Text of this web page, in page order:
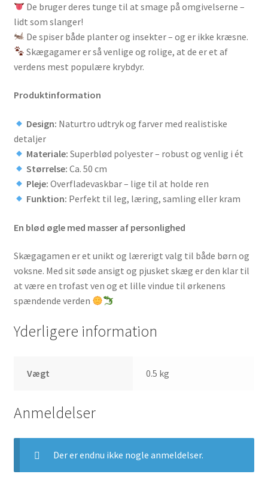
De bruger deres tunge til at smage på omgivelserne –
lidt som slanger!
De spiser både planter og insekter – og er ikke kræsne.
Skægagamer er så venlige og rolige, at de er et af
verdens mest populære krybdyr.
Produktinformation
Design: Naturtro udtryk og farver med realistiske
detaljer
Materiale: Superblød polyester – robust og venlig i ét
Størrelse: Ca. 50 cm
Pleje: Overfladevaskbar – lige til at holde ren
Funktion: Perfekt til leg, læring, samling eller kram
En blød øgle med masser af personlighed
Skægagamen er et unikt og lærerigt valg til både børn og
voksne. Med sit søde ansigt og pjusket skæg er den klar til
at være en trofast ven og et lille vindue til ørkenens
spændende verden
Yderligere information
Vægt 0.5 kg
Anmeldelser
Der er endnu ikke nogle anmeldelser.